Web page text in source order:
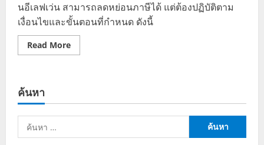
นอีเลฟเว่น สามารถลดหย่อนภาษีได้ แต่ต้องปฏิบัติตาม
เงื่อนไขและขั้นตอนที่กำหนด ดังนี้
Read MoreRead
more
ใน
เว่น
ใช้
ค้นหา
ค้นหา
สำหรับ: